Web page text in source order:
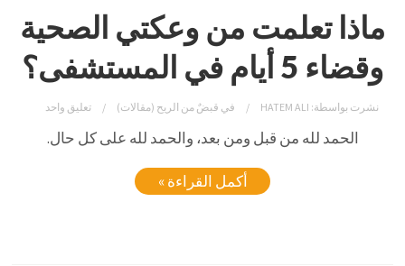
ماذا تعلمت من وعكتي الصحية
وقضاء 5 أيام في المستشفى؟
نشرت بواسطة: HATEM ALI في قبضٌ من الريح (مقالات) تعليق واحد
الحمد لله من قبل ومن بعد، والحمد لله على كل حال.
أكمل القراءة »